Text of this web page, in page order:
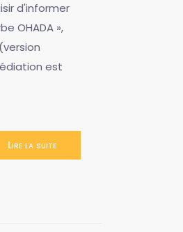
d'informer
OHADA »,
est
Lire la suite